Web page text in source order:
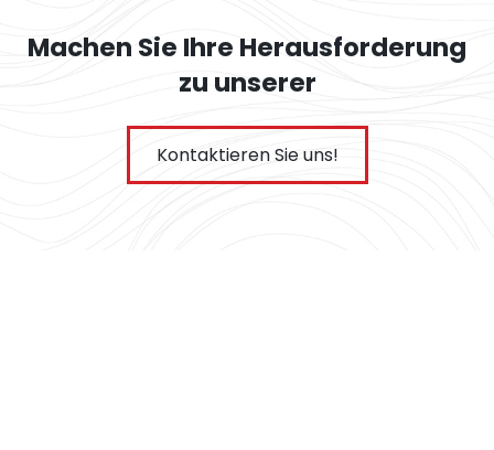
Machen Sie Ihre Herausforderung
zu unserer
Kontaktieren Sie uns!